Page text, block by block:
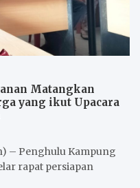
Matangkan
yang ikut Upacara
– Penghulu Kampung
rapat persiapan